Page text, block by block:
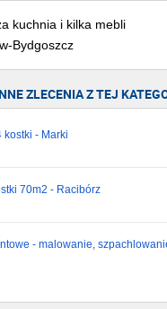
kuchnia i kilka mebli
Bydgoszcz
ZLECENIA Z TEJ
kostki - Marki
70m2 - Racibórz
- malowanie,